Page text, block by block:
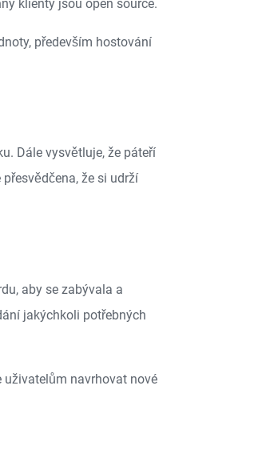
klienty jsou open source.
především hostování
Dále vysvětluje, že páteří
že si udrží
aby se zabývala a
jakýchkoli potřebných
uživatelům navrhovat nové